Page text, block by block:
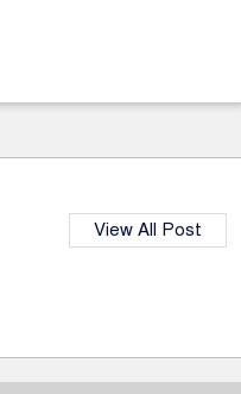
View All Post